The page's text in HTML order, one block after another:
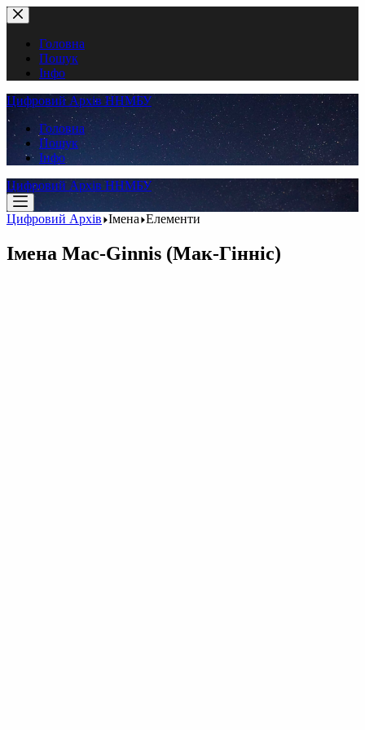
Перейти
до
вмістуГоловна
Пошук
Інфо
Цифровий Архів ННМБУ
Головна
Пошук
Інфо
Цифровий Архів ННМБУ
Цифровий Архів Імена Елементи
Імена Mac-Ginnis (Мак-Гінніс)